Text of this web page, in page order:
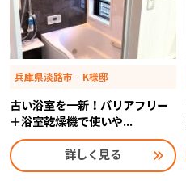
兵庫県淡路市 K様邸
古い浴室を一新！バリアフリー
＋浴室乾燥機で使いや...
詳しく見る